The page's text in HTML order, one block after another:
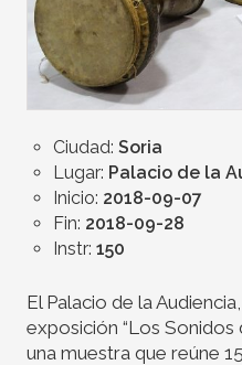
Ciudad: Soria
Lugar: Palacio de la
Inicio: 2018-09-07
Fin: 2018-09-28
Instr: 150
El Palacio de la
exposición “Los Sonidos
una muestra que reúne